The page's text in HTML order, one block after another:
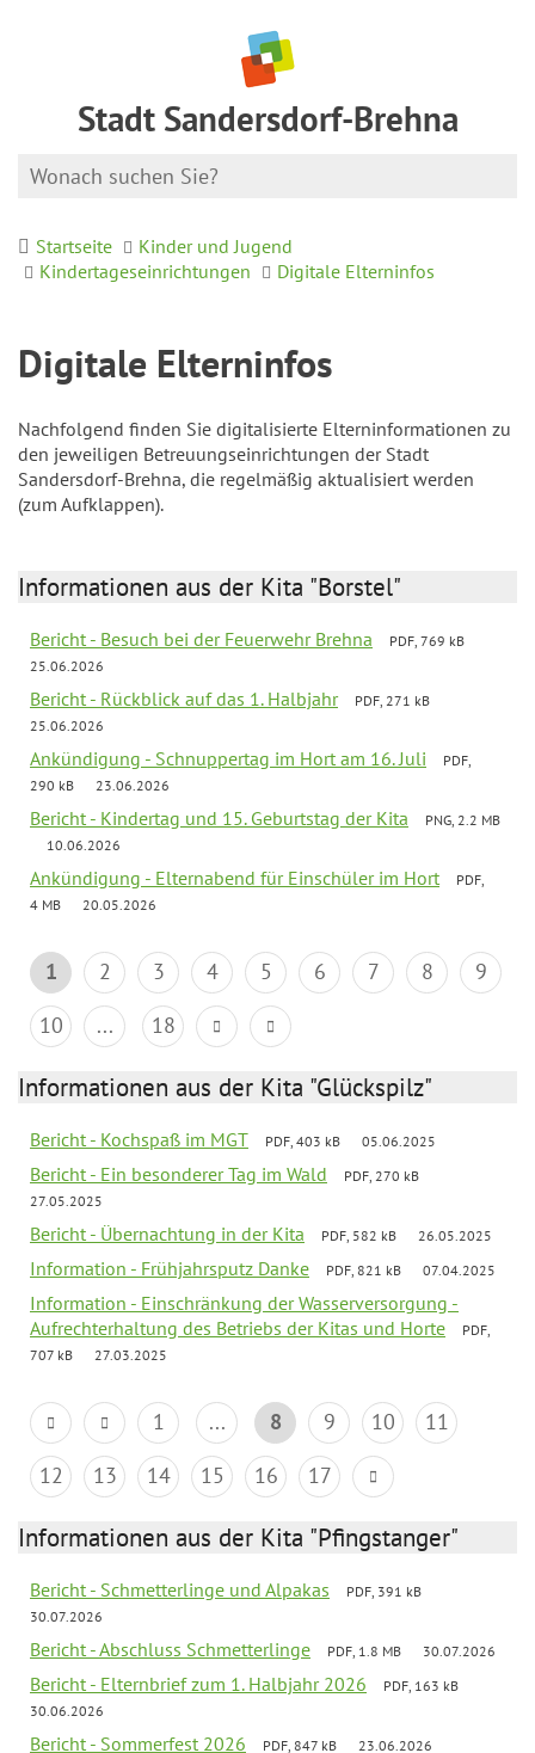
Stadt Sandersdorf-Brehna
Startseite
Kinder und Jugend
Kindertageseinrichtungen
Digitale Elterninfos
Digitale Elterninfos
Nachfolgend finden Sie digitalisierte Elterninformationen zu
den jeweiligen Betreuungseinrichtungen der Stadt
Sandersdorf-Brehna, die regelmäßig aktualisiert werden
(zum Aufklappen).
Informationen aus der Kita "Borstel"
Bericht - Besuch bei der Feuerwehr Brehna
PDF, 769 kB
25.06.2026
Bericht - Rückblick auf das 1. Halbjahr
PDF, 271 kB
25.06.2026
Ankündigung - Schnuppertag im Hort am 16. Juli
PDF,
290 kB
23.06.2026
Bericht - Kindertag und 15. Geburtstag der Kita
PNG, 2.2 MB
10.06.2026
Ankündigung - Elternabend für Einschüler im Hort
PDF,
4 MB
20.05.2026
1 2 3 4 5 6 7 8
9
10
... 18
Informationen aus der Kita "Glückspilz"
Bericht - Kochspaß im MGT PDF, 403 kB 05.06.2025
Bericht - Ein besonderer Tag im Wald
PDF, 270 kB
27.05.2025
Bericht - Übernachtung in der Kita PDF, 582 kB 26.05.2025
Information - Frühjahrsputz Danke PDF, 821 kB 07.04.2025
Information - Einschränkung der Wasserversorgung -
Aufrechterhaltung des Betriebs der Kitas und Horte
PDF,
707 kB
27.03.2025
1 ... 8 9 10
11
12
13 14 15 16 17
Informationen aus der Kita "Pfingstanger"
Bericht - Schmetterlinge und Alpakas
PDF, 391 kB
30.07.2026
Bericht - Abschluss Schmetterlinge PDF, 1.8 MB 30.07.2026
Bericht - Elternbrief zum 1. Halbjahr 2026
PDF, 163 kB
30.06.2026
Bericht - Sommerfest 2026 PDF, 847 kB 23.06.2026